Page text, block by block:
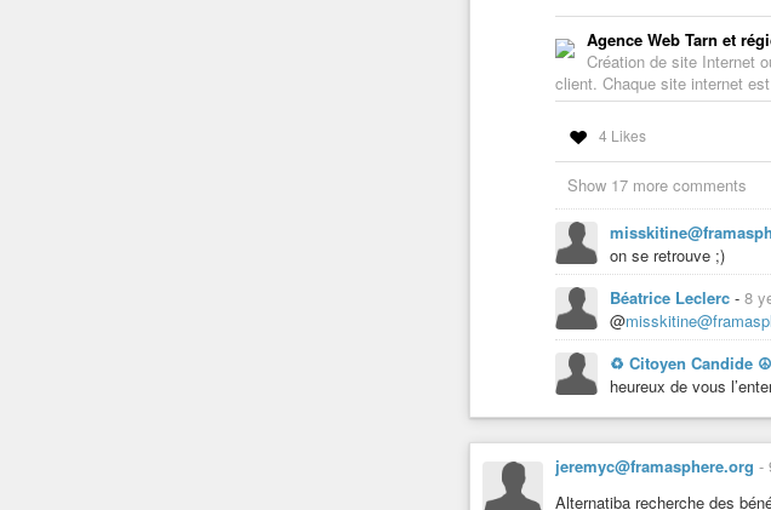
Agence Web Tarn et
Création de site Internet
client. Chaque site internet
4 Likes
Show 17 more comments
on se retrouve ;)
Béatrice Leclerc - 8
@
♻ Citoyen Candide ☮
heureux de vous
jeremyc@framasphere.org -
Alternatiba recherche des